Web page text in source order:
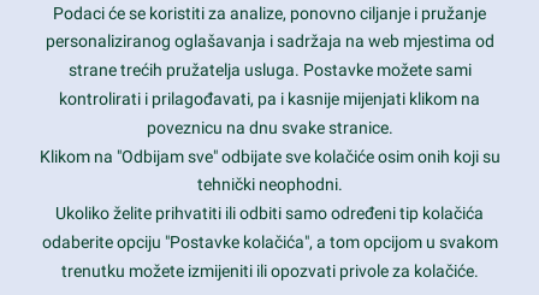
Contact Info
1600 Amphitheatre Parkway, Mountain View, CA 94043
prothemes.net@gmail.com
Daily: 9:00 am - 6:00 pm
Sunday: Closed
Podaci će se koristiti za analize, ponovno ciljanje i pružanje
personaliziranog oglašavanja i sadržaja na web mjestima od
strane trećih pružatelja usluga. Postavke možete sami
kontrolirati i prilagođavati, pa i kasnije mijenjati klikom na
poveznicu na dnu svake stranice.
Klikom na "Odbijam sve" odbijate sve kolačiće osim onih koji su
tehnički neophodni.
Ukoliko želite prihvatiti ili odbiti samo određeni tip kolačića
odaberite opciju "Postavke kolačića", a tom opcijom u svakom
trenutku možete izmijeniti ili opozvati privole za kolačiće.